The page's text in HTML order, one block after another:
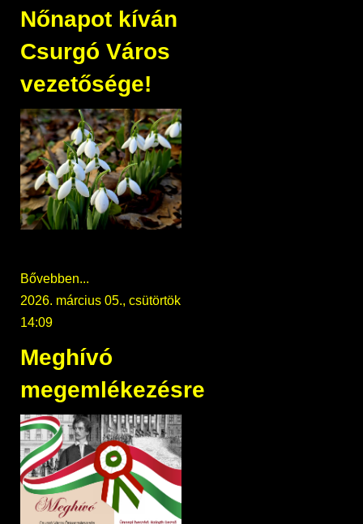
Nőnapot kíván
Csurgó Város
vezetősége!
Bővebben...
2026. március 05., csütörtök
14:09
Meghívó
megemlékezésre